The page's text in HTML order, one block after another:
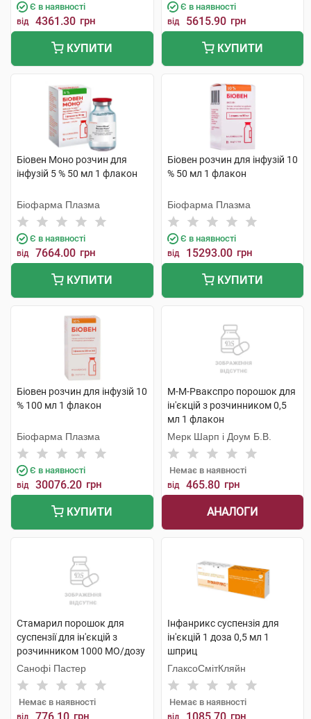
Є в наявності
від 4361.30 грн
КУПИТИ
Є в наявності
від 5615.90 грн
КУПИТИ
Біовен Моно розчин для
інфузій 5 % 50 мл 1 флакон
Біофарма Плазма
Є в наявності
від 7664.00 грн
КУПИТИ
Біовен розчин для інфузій 10
% 50 мл 1 флакон
Біофарма Плазма
Є в наявності
від 15293.00 грн
КУПИТИ
Біовен розчин для інфузій 10
% 100 мл 1 флакон
Біофарма Плазма
Є в наявності
від 30076.20 грн
КУПИТИ
М-М-Рвакспро порошок для
ін'єкцій з розчинником 0,5
мл 1 флакон
Мерк Шарп і Доум Б.В.
Немає в наявності
від 465.80 грн
АНАЛОГИ
Стамарил порошок для
суспензії для ін'єкцій з
розчинником 1000 МО/дозу
1 флакон
Санофі Пастер
Немає в наявності
від грн
Інфанрикс суспензія для
ін'єкцій 1 доза 0,5 мл 1
шприц
ГлаксоСмітКляйн
Немає в наявності
від грн